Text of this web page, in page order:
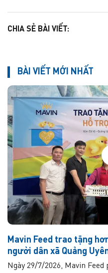
CHIA SẺ BÀI VIẾT:
BÀI VIẾT MỚI NHẤT
Mavin Feed trao tặng
người dân xã Quảng
Ngày 29/7/2026, Mavin